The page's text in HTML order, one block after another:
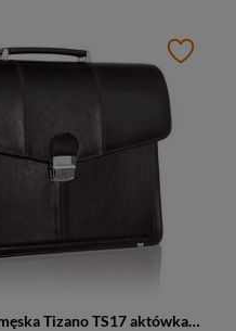
Teczka skórzana męska Tizano TS17 aktówka na laptopa A4 czekoladowa